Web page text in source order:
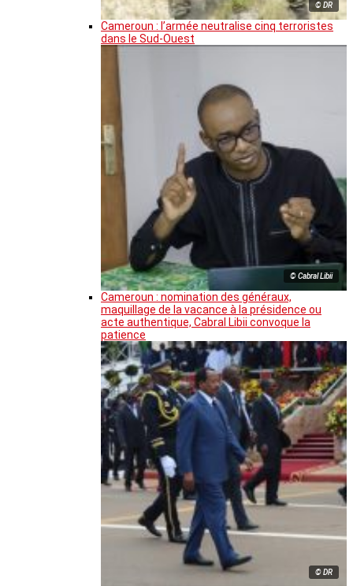
© DR
Cameroun : l’armée neutralise cinq terroristes
dans le Sud-Ouest
© Cabral Libii
Cameroun : nomination des généraux,
maquillage de la vacance à la présidence ou
acte authentique, Cabral Libii convoque la
patience
© DR